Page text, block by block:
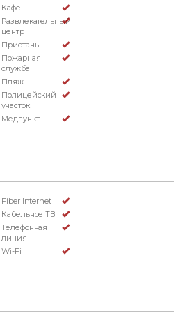
Кафе
Развлекательный
центр
Пристань
Пожарная
служба
Пляж
Полицейский
участок
Медпункт
Fiber Internet
Кабельное ТВ
Телефонная
линия
Wi-Fi